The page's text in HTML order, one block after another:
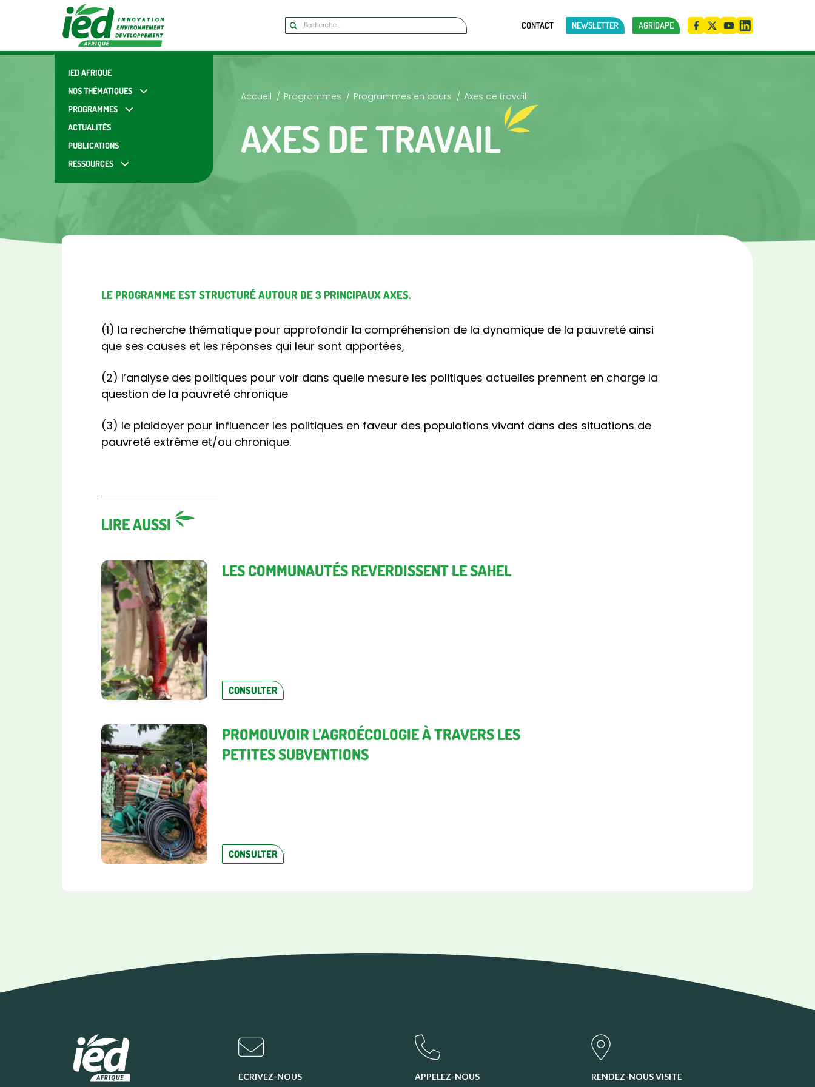
IED AFRIQUE
NOS THÉMATIQUES
PROGRAMMES
ACTUALITÉS
PUBLICATIONS
RESSOURCES
CONTACT NEWSLETTER AGRIDAPE
Accueil Programmes Programmes en cours Axes de travail
AXES DE TRAVAIL
LE PROGRAMME EST STRUCTURÉ AUTOUR DE 3 PRINCIPAUX AXES.
(1) la recherche thématique pour approfondir la compréhension de la dynamique de la pauvreté ainsi
que ses causes et les réponses qui leur sont apportées,
(2) l’analyse des politiques pour voir dans quelle mesure les politiques actuelles prennent en charge la
question de la pauvreté chronique
(3) le plaidoyer pour influencer les politiques en faveur des populations vivant dans des situations de
pauvreté extrême et/ou chronique.
LIRE AUSSI
LES COMMUNAUTÉS REVERDISSENT LE SAHEL
CONSULTER
PROMOUVOIR L’AGROÉCOLOGIE À TRAVERS LES
PETITES SUBVENTIONS
CONSULTER
ECRIVEZ-NOUS APPELEZ-NOUS RENDEZ-NOUS VISITE